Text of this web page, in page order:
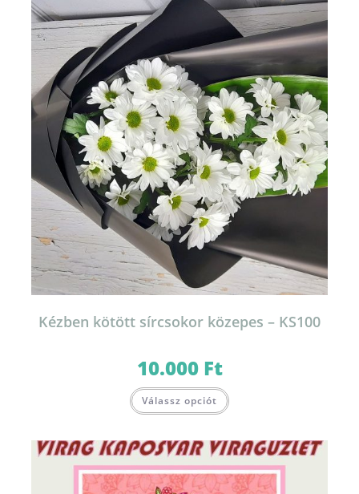
Kézben kötött sírcsokor közepes – KS100
10.000 Ft
Válassz opciót